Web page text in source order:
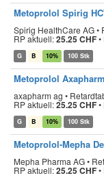
Metoprolol Spirig HC
Spirig HealthCare AG •
RP aktuell:25.25 CHF•
G B 10% 100 Stk
Metoprolol
axapharm ag •
RP aktuell:25.25 CHF•
G B 10% 100 Stk
Metoprolol-Mepha
Mepha Pharma AG •
RP aktuell:25.25 CHF•